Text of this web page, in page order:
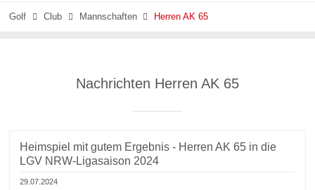
Golf  Club  Mannschaften  Herren AK 65
Nachrichten Herren AK 65
Heimspiel mit gutem Ergebnis - Herren AK 65 in die
LGV NRW-Ligasaison 2024
29.07.2024